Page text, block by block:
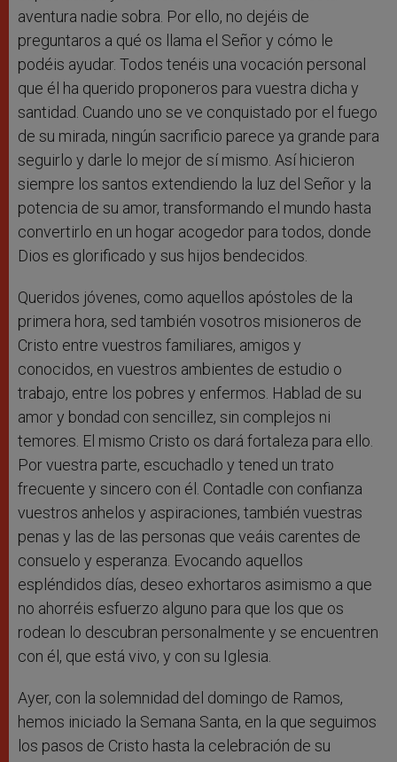
aventura nadie sobra. Por ello, no dejéis de
preguntaros a qué os llama el Señor y cómo le
podéis ayudar. Todos tenéis una vocación personal
que él ha querido proponeros para vuestra dicha y
santidad. Cuando uno se ve conquistado por el fuego
de su mirada, ningún sacrificio parece ya grande para
seguirlo y darle lo mejor de sí mismo. Así hicieron
siempre los santos extendiendo la luz del Señor y la
potencia de su amor, transformando el mundo hasta
convertirlo en un hogar acogedor para todos, donde
Dios es glorificado y sus hijos bendecidos.
Queridos jóvenes, como aquellos apóstoles de la
primera hora, sed también vosotros misioneros de
Cristo entre vuestros familiares, amigos y
conocidos, en vuestros ambientes de estudio o
trabajo, entre los pobres y enfermos. Hablad de su
amor y bondad con sencillez, sin complejos ni
temores. El mismo Cristo os dará fortaleza para ello.
Por vuestra parte, escuchadlo y tened un trato
frecuente y sincero con él. Contadle con confianza
vuestros anhelos y aspiraciones, también vuestras
penas y las de las personas que veáis carentes de
consuelo y esperanza. Evocando aquellos
espléndidos días, deseo exhortaros asimismo a que
no ahorréis esfuerzo alguno para que los que os
rodean lo descubran personalmente y se encuentren
con él, que está vivo, y con su Iglesia.
Ayer, con la solemnidad del domingo de Ramos,
hemos iniciado la Semana Santa, en la que seguimos
los pasos de Cristo hasta la celebración de su